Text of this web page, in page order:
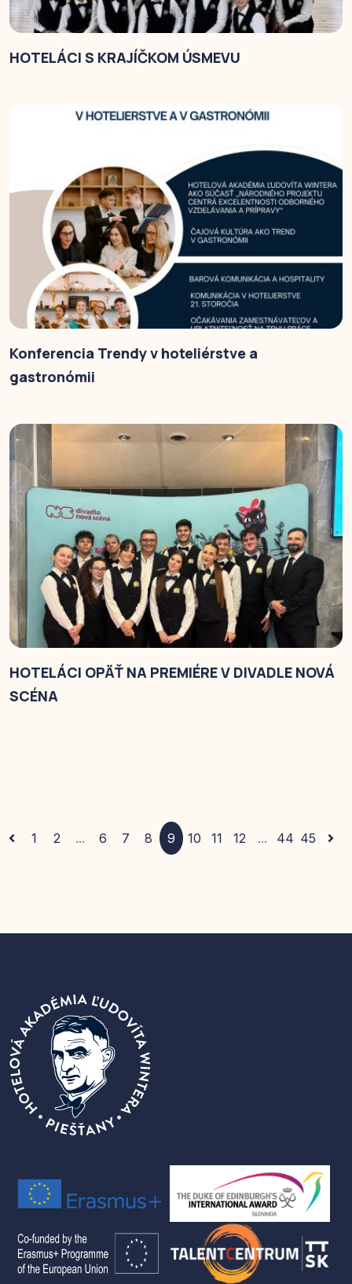
HOTELÁCI S KRAJÍČKOM ÚSMEVU
Konferencia Trendy v hoteliérstve a
gastronómii
HOTELÁCI OPÄŤ NA PREMIÉRE V DIVADLE NOVÁ
SCÉNA
1 2 ... 6 7 8 9 10 11 12 ... 44 45